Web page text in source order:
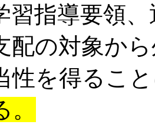
指導要領、
配の対象か
性を得るこ